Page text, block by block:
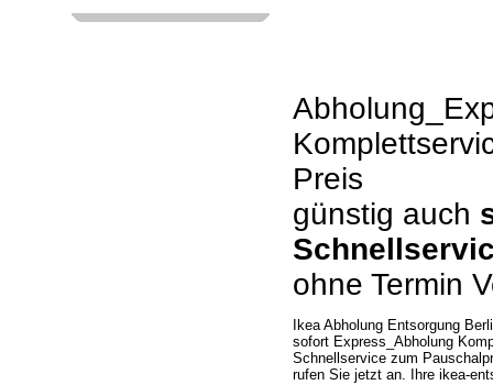
Preis
günstig auch
ohne Termin
Ikea Abholung Entsorgung
sofort Express_Abholung
Schnellservice zum
rufen Sie jetzt an. Ihre ikea-